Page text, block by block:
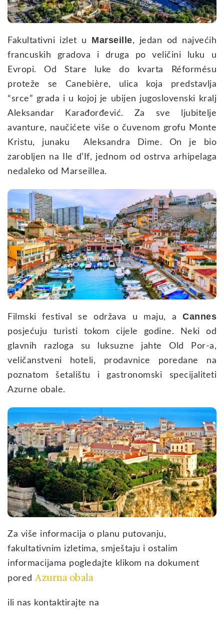
Fakultativni izlet u Marseille, jedan od najvećih
francuskih gradova i druga po veličini luku u
Evropi. Od Stare luke do kvarta Réformésu
proteže se Canebière, ulica koja predstavlja
“srce” grada i u kojoj je ubijen jugoslovenski kralj
Aleksandar Karađorđević. Za sve ljubitelje
avanture, naučićete više o čuvenom grofu Monte
Kristu, junaku Aleksandra Dime. On je bio
zarobljen na Ile d’If, jednom od ostrva arhipelaga
nedaleko od Marseillea.
Filmski festival se održava u maju, a Cannes
posjećuju turisti tokom cijele godine. Neki od
glavnih razloga su luksuzne jahte Old Por-a,
veličanstveni hoteli, prodavnice poredane na
poznatom šetalištu i gastronomski specijaliteti
Azurne obale.
Za više informacija o planu putovanju,
fakultativnim izletima, smještaju i ostalim
informacijama pogledajte klikom na dokument
poredAzurna obala
ili nas kontaktirajte na